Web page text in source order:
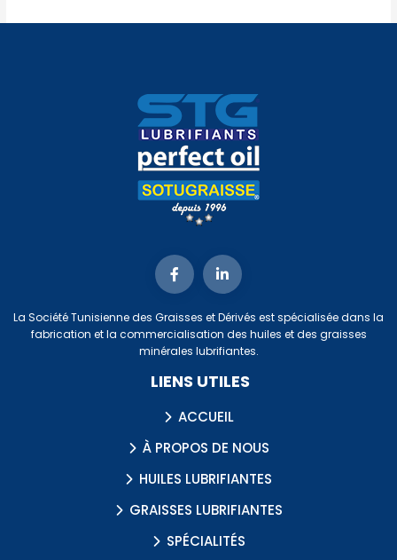
La Société Tunisienne des Graisses et Dérivés est spécialisée dans la
fabrication et la commercialisation des huiles et des graisses
minérales lubrifiantes.
LIENS UTILES
ACCUEIL
À PROPOS DE NOUS
HUILES LUBRIFIANTES
GRAISSES LUBRIFIANTES
SPÉCIALITÉS